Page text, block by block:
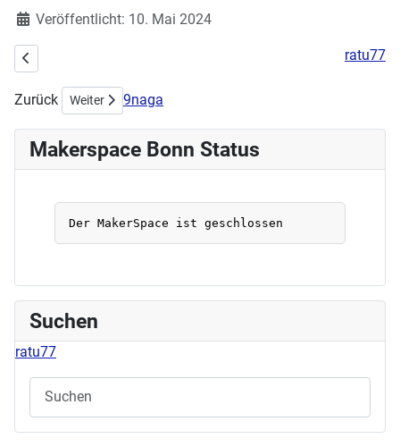
Veröffentlicht: 10. Mai 2024
Vorheriger Beitrag: Stick- & Nähworkshop am 02.06.2024 ratu77
Zurück Nächster Beitrag: Workshop am Sonntag: Shrinkplastik
Weiter 9naga
Makerspace Bonn Status
Suchen
ratu77